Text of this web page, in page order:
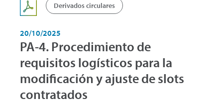
Derivados circulares
20/10/2025
PA-4. Procedimiento de
requisitos logísticos para la
modificación y ajuste de slots
contratados